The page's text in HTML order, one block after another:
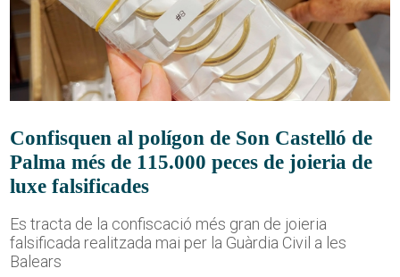
Confisquen al polígon de Son Castelló de
Palma més de 115.000 peces de joieria de
luxe falsificades
Es tracta de la confiscació més gran de joieria
falsificada realitzada mai per la Guàrdia Civil a les
Balears